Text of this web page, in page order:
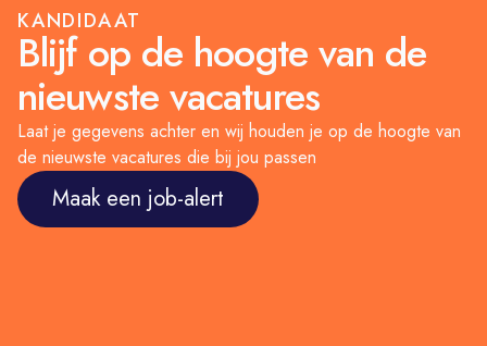
KANDIDAAT
Blijf op de hoogte van de
nieuwste vacatures
Laat je gegevens achter en wij houden je op de hoogte van
de nieuwste vacatures die bij jou passen
Maak een job-alert